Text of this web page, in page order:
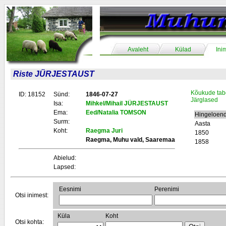
Avaleht Külad
Riste JÜRJESTAUST
ID: 18152 Sünd:
1846-07-27
Isa:
Mihkel/Mihail JÜRJESTAUST
Ema:
Eed/Natalia TOMSON
Surm:
Koht:
Raegma Juri
Raegma, Muhu vald, Saaremaa
Abielud:
Lapsed:
Kõukude
Järglased
Aasta
1850
1858
Otsi inimest:
Eesnimi Perenimi
Otsi kohta:
Küla Koht